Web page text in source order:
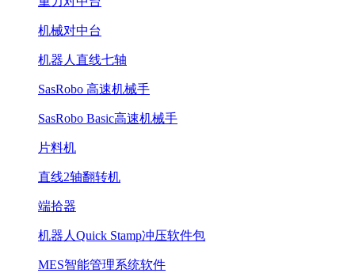
机械对中台
机器人直线七轴
SasRobo 高速机械手
SasRobo Basic高速机械手
片料机
直线2轴翻转机
端拾器
机器人Quick Stamp冲压软件包
MES智能管理系统软件